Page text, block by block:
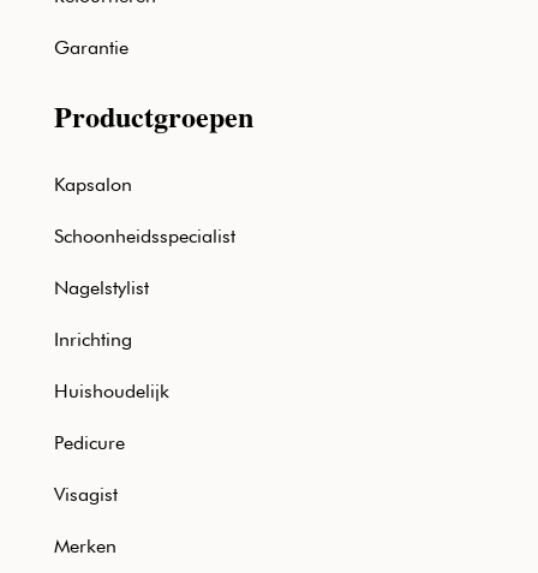
Garantie
Productgroepen
Kapsalon
Schoonheidsspecialist
Nagelstylist
Inrichting
Huishoudelijk
Pedicure
Visagist
Merken